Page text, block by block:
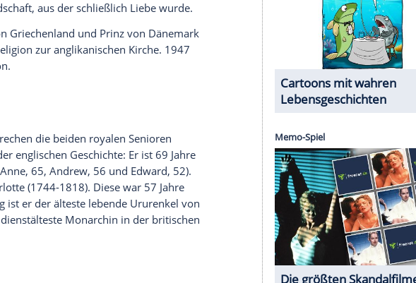
Hochzeit 1947 wurden die Schwestern nicht
sein Anspruch nur theoretisch besteht. Diese
sondern der Tatsache, dass er auch ein
ist. Vor ihm kommen die 17 direkten
die Kinder und Enkel ihrer Schwester Margaret.
ElisabethsGroßeltern ein, erst dann wird auf die
Die